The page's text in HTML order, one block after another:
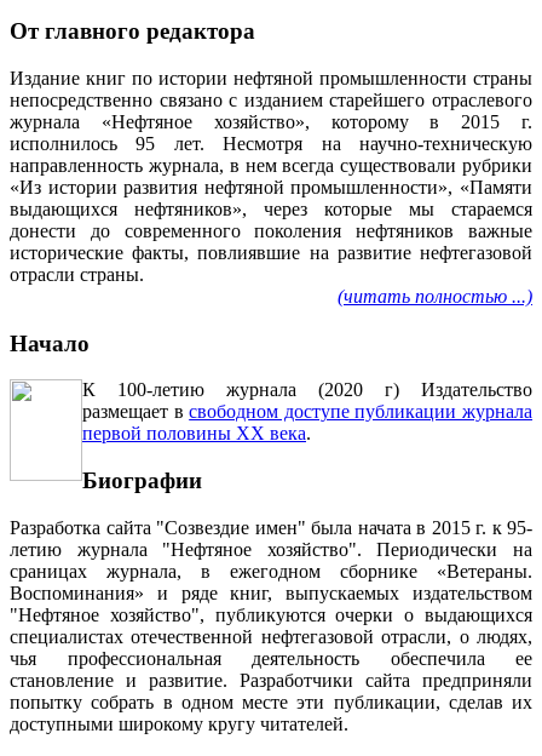
От главного редактора
Издание книг по истории нефтяной промышленности страны
непосредственно связано с изданием старейшего отраслевого
журнала «Нефтяное хозяйство», которому в 2015 г.
исполнилось 95 лет. Несмотря на научно-техническую
направленность журнала, в нем всегда существовали рубрики
«Из истории развития нефтяной промышленности», «Памяти
выдающихся нефтяников», через которые мы стараемся
донести до современного поколения нефтяников важные
исторические факты, повлиявшие на развитие нефтегазовой
отрасли страны.
(читать полностью ...)
Начало
К 100-летию журнала (2020 г) Издательство
размещает всвободном доступе публикации журнала
первой половины ХХ века.
Биографии
Разработка сайта "Созвездие имен" была начата в 2015 г. к 95-
летию журнала "Нефтяное хозяйство". Периодически на
сраницах журнала, в ежегодном сборнике «Ветераны.
Воспоминания» и ряде книг, выпускаемых издательством
"Нефтяное хозяйство", публикуются очерки о выдающихся
специалистах отечественной нефтегазовой отрасли, о людях,
чья профессиональная деятельность обеспечила ее
становление и развитие. Разработчики сайта предприняли
попытку собрать в одном месте эти публикации, сделав их
доступными широкому кругу читателей.